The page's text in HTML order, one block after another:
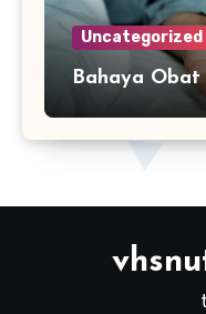
Uncategorized
Bahaya